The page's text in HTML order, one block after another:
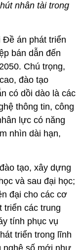
nhân tài trong
án phát triển
bán dẫn đến
Chú trọng,
đào tạo
có dồi dào là các
thông tin, công
lực có năng
nhìn dài hạn,
tạo, xây dựng
và sau đại học;
đại cho các cơ
triển các trung
tính phục vụ
triển trong lĩnh
nghệ số mới như